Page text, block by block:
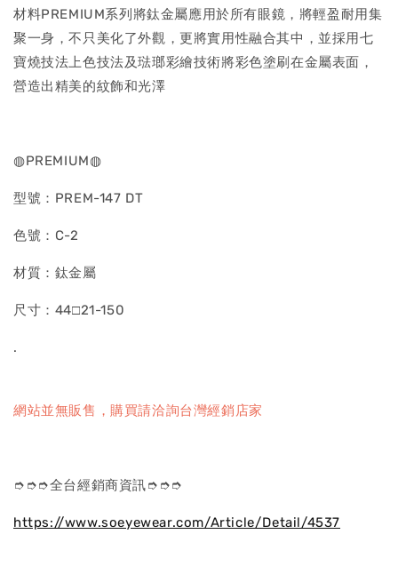
材料PREMIUM系列將鈦金屬應用於所有眼鏡，將輕盈耐用集
聚一身，不只美化了外觀，更將實用性融合其中，並採用七
寶燒技法上色技法及琺瑯彩繪技術將彩色塗刷在金屬表面，
營造出精美的紋飾和光澤
◍PREMIUM◍
型號：PREM-147 DT
色號：C-2
材質：鈦金屬
尺寸：44□21-150
.
網站並無販售，購買請洽詢台灣經銷店家
➮➮➮全台經銷商資訊➮➮➮
https://www.soeyewear.com/Article/Detail/4537